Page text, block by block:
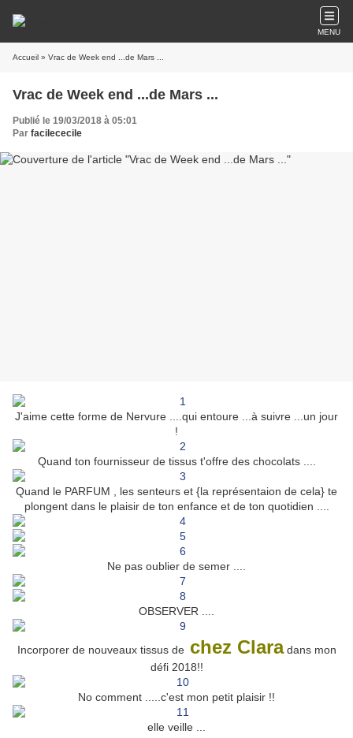
MENU
Accueil » Vrac de Week end ...de Mars ...
Vrac de Week end ...de Mars ...
Publié le 19/03/2018 à 05:01
Par facilececile
J'aime cette forme de Nervure ....qui entoure ...à suivre ...un jour
!
Quand ton fournisseur de tissus t'offre des chocolats ....
Quand le PARFUM , les senteurs et {la représentaion de cela} te
plongent dans le plaisir de ton enfance et de ton quotidien ....
Ne pas oublier de semer ....
OBSERVER ....
Incorporer de nouveaux tissus dechez Claradans mon
défi 2018!!
No comment .....c'est mon petit plaisir !!
elle veille ...